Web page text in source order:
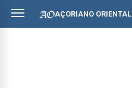
AÇORIANO ORIENTAL